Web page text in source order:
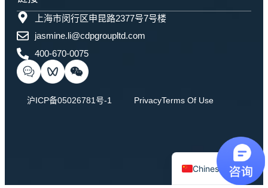
上海市闵行区申昆路2377号7号楼
jasmine.li@cdpgroupltd.com
400-670-0075
沪ICP备05026781号-1 PrivacyTerms Of Use
Chinese
English